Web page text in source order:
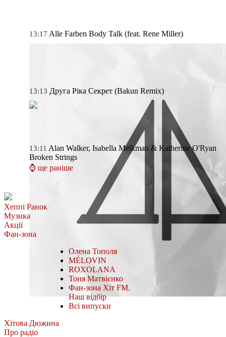
13:17 Alle Farben Body Talk (feat. Rene Miller)
13:13 Друга Ріка Секрет (Bakun Remix)
13:11 Alan Walker, Isabella Melkman & Katherine O'Ryan
Broken Strings
⌚ ще раніше
Хеппі Ранок
Музика
Акції
Фан-зона
Олена Тополя
MÉLOVIN
ROXOLANA
Тоня Матвієнко
Фан-зона Хіт FM.
Наш відбір
Всі випуски
Хітова Дюжина
Про радіо